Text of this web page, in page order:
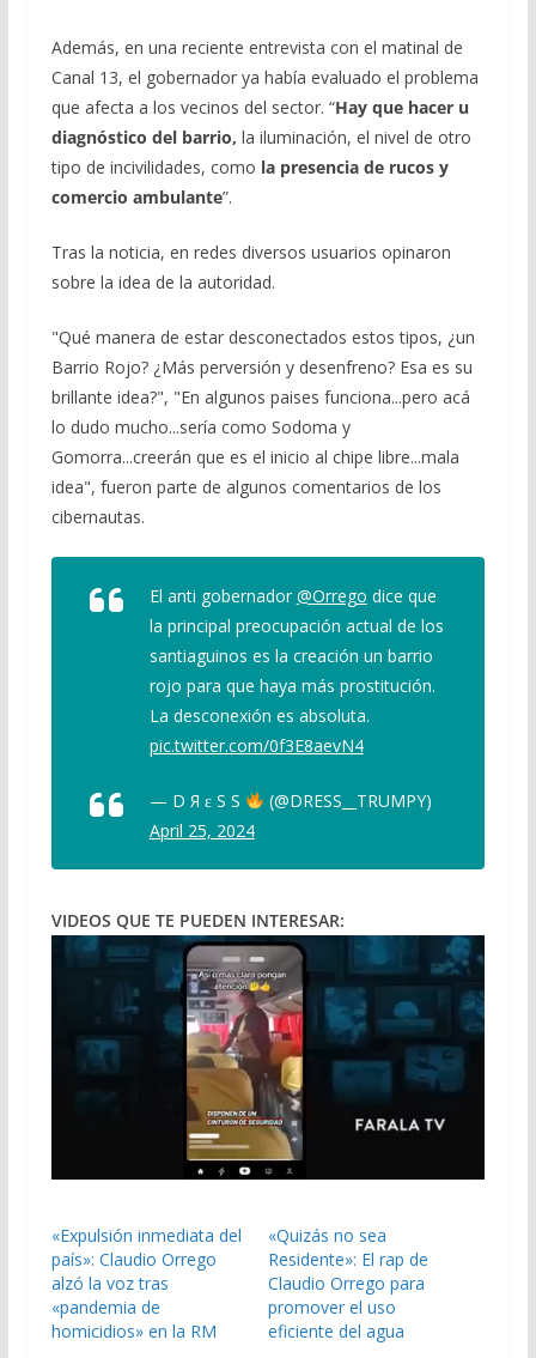
Además, en una reciente entrevista con el matinal de
Canal 13, el gobernador ya había evaluado el problema
que afecta a los vecinos del sector. “Hay que hacer u
diagnóstico del barrio, la iluminación, el nivel de otro
tipo de incivilidades, como la presencia de rucos y
comercio ambulante”.
Tras la noticia, en redes diversos usuarios opinaron
sobre la idea de la autoridad.
"Qué manera de estar desconectados estos tipos, ¿un
Barrio Rojo? ¿Más perversión y desenfreno? Esa es su
brillante idea?", "En algunos paises funciona...pero acá
lo dudo mucho...sería como Sodoma y
Gomorra...creerán que es el inicio al chipe libre...mala
idea", fueron parte de algunos comentarios de los
cibernautas.
El anti gobernador@Orrego dice que
la principal preocupación actual de los
santiaguinos es la creación un barrio
rojo para que haya más prostitución.
La desconexión es absoluta.
pic.twitter.com/0f3E8aevN4
— D Я ɛ S S
(@DRESS__TRUMPY)
April 25, 2024
VIDEOS QUE TE PUEDEN INTERESAR:
«Expulsión inmediata del
país»: Claudio Orrego
alzó la voz tras
«pandemia de
homicidios» en la RM
«Quizás no sea
Residente»: El rap de
Claudio Orrego para
promover el uso
eficiente del agua